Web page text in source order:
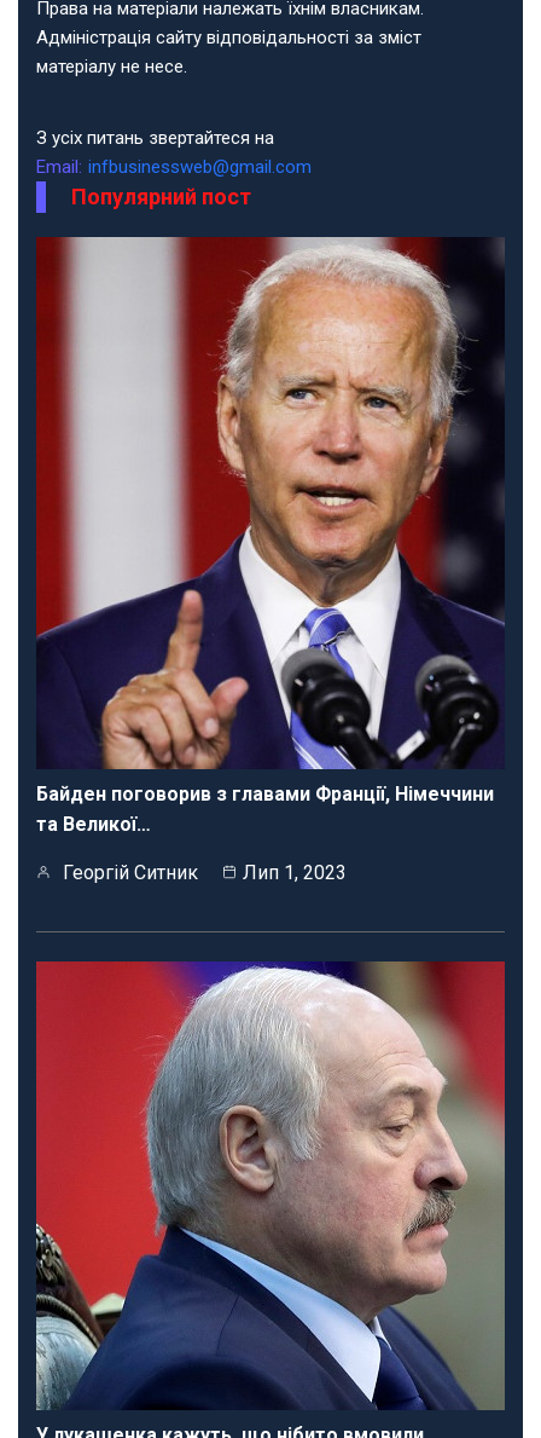
Права на матеріали належать їхнім власникам.
Адміністрація сайту відповідальності за зміст
матеріалу не несе.
З усіх питань звертайтеся на
Email: infbusinessweb@gmail.com
Популярний пост
Байден поговорив з главами Франції, Німеччини
та Великої…
Георгій Ситник Лип 1, 2023